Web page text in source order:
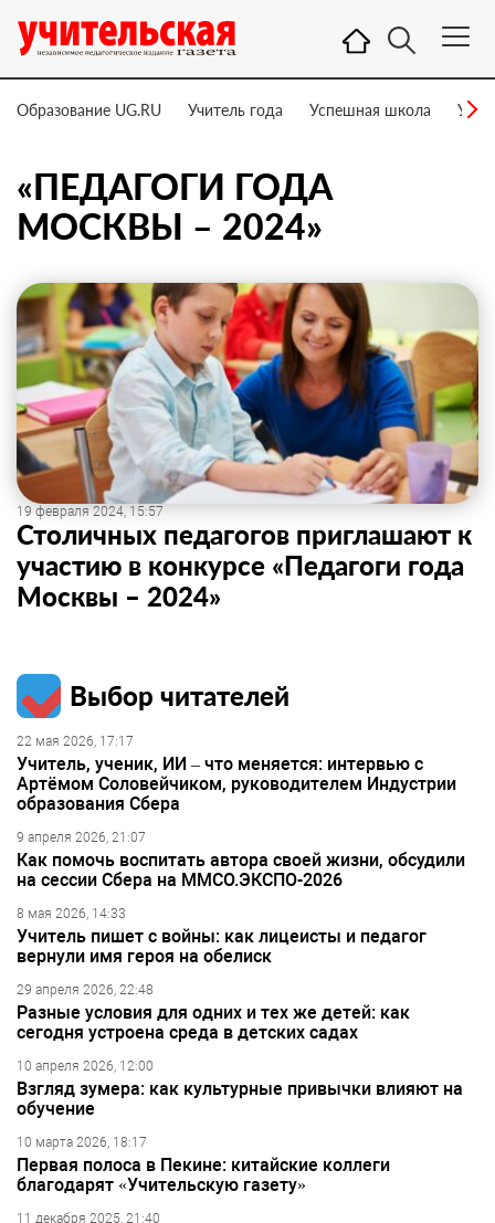
Образование UG.RU Учитель года Успешная школа
«ПЕДАГОГИ ГОДА
МОСКВЫ – 2024»
19 февраля 2024, 15:57
Столичных педагогов приглашают к
участию в конкурсе «Педагоги года
Москвы – 2024»
Выбор читателей
22 мая 2026, 17:17
Учитель, ученик, ИИ – что меняется: интервью с
Артёмом Соловейчиком, руководителем Индустрии
образования Сбера
9 апреля 2026, 21:07
Как помочь воспитать автора своей жизни, обсудили
на сессии Сбера на ММСО.ЭКСПО-2026
8 мая 2026, 14:33
Учитель пишет с войны: как лицеисты и педагог
вернули имя героя на обелиск
29 апреля 2026, 22:48
Разные условия для одних и тех же детей: как
сегодня устроена среда в детских садах
10 апреля 2026, 12:00
Взгляд зумера: как культурные привычки влияют на
обучение
10 марта 2026, 18:17
Первая полоса в Пекине: китайские коллеги
благодарят «Учительскую газету»
11 декабря 2025, 21:40